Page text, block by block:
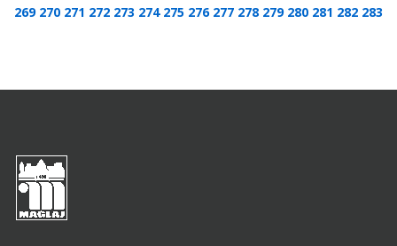
269 270 271 272 273 274 275 276 277 278 279 280 281 282 283